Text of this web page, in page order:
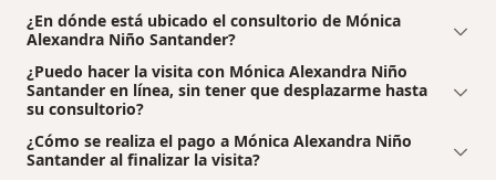
¿En dónde está ubicado el consultorio de Mónica
Alexandra Niño Santander?
¿Puedo hacer la visita con Mónica Alexandra Niño
Santander en línea, sin tener que desplazarme hasta
su consultorio?
¿Cómo se realiza el pago a Mónica Alexandra Niño
Santander al finalizar la visita?